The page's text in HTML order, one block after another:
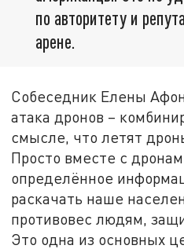
по авторитету и
арене.
Собеседник Елены
атака дронов –
смысле, что летят
Просто вместе с
определённое
раскачать наше
противовес людям,
Это одна из основных